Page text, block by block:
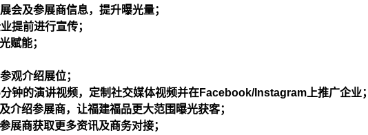
及参展商信息，提升曝光量；
提前进行宣传；
赋能；
观介绍展位；
的演讲视频，定制社交媒体视频并在Facebook/Instagram上推广企业；
绍参展商，让福建福品更大范围曝光获客；
商获取更多资讯及商务对接；